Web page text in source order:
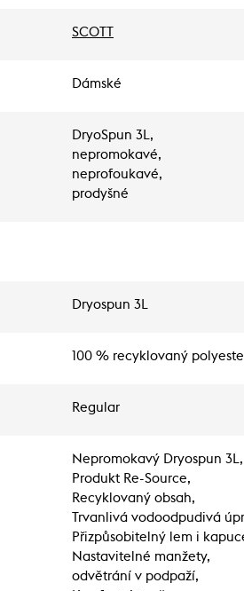
SCOTT
Dámské
DryoSpun 3L,
nepromokavé,
neprofoukavé,
prodyšné
Dryospun 3L
100 % recyklovaný
Regular
Nepromokavý Dryospun 3L,
Produkt Re-Source,
Recyklovaný obsah,
Trvanlivá vodoodpudivá
Přizpůsobitelný lem i
Nastavitelné manžety,
odvětrání v podpaží,